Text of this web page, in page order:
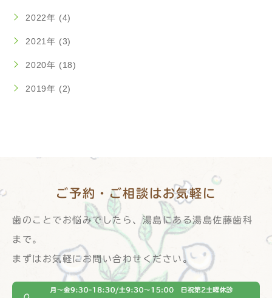
2022年 (4)
2021年 (3)
2020年 (18)
2019年 (2)
ご予約・ご相談は お気軽に
歯のことでお悩みでしたら、湯島にある湯島佐藤歯科
まで。
まずはお気軽にお問い合わせください。